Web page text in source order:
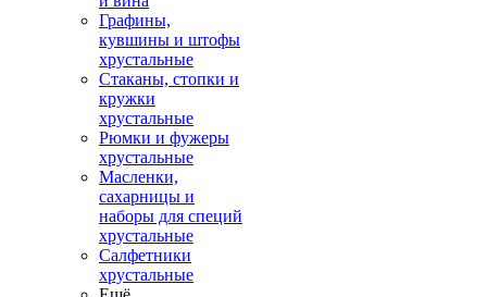
Графины,
кувшины и штофы
хрустальные
Стаканы, стопки и
кружки
хрустальные
Рюмки и фужеры
хрустальные
Масленки,
сахарницы и
наборы для специй
хрустальные
Салфетники
хрустальные